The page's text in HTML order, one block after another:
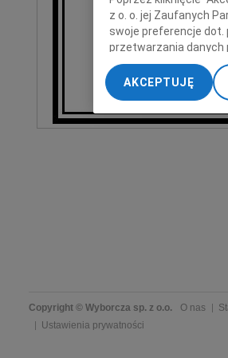
Ania z
Copyright © Wyborcza sp. z o.o. O nas
Ustawienia prywatności
z o. o. jej Zaufanych
swoje preferencje dot.
przetwarzania danych
„Ustawienia
My, nasi Zaufani
dokładnych danych
Przechowywanie
AKCEPTUJĘ